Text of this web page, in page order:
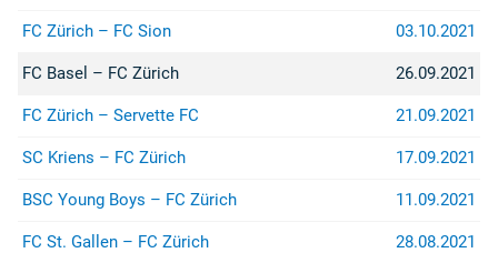
FC Zürich – FC Sion 03.10.2021
FC Basel – FC Zürich 26.09.2021
FC Zürich – Servette FC 21.09.2021
SC Kriens – FC Zürich 17.09.2021
BSC Young Boys – FC Zürich 11.09.2021
FC St. Gallen – FC Zürich 28.08.2021